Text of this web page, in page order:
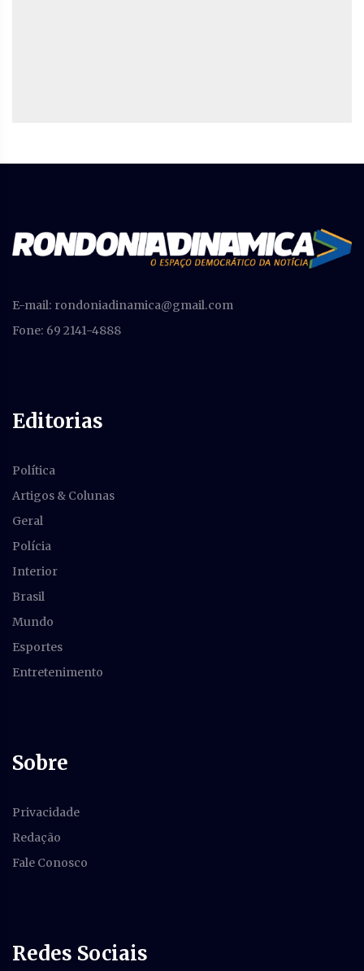
E-mail: rondoniadinamica@gmail.com
Fone: 69 2141-4888
Editorias
Política
Artigos & Colunas
Geral
Polícia
Interior
Brasil
Mundo
Esportes
Entretenimento
Sobre
Privacidade
Redação
Fale Conosco
Redes Sociais